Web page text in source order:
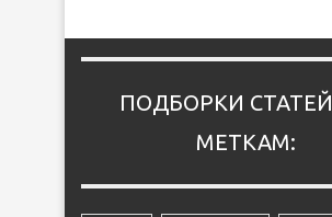
ПОДБОРКИ
МЕТКАМ: